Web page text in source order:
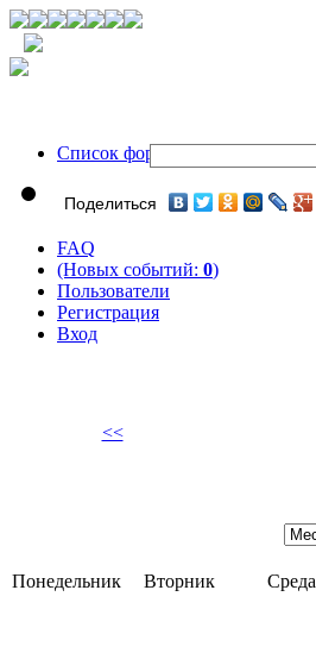
Список форумов
Поделиться
FAQ
(Новых событий: 0)
Пользователи
Регистрация
Вход
<<
Понедельник Вторник Среда